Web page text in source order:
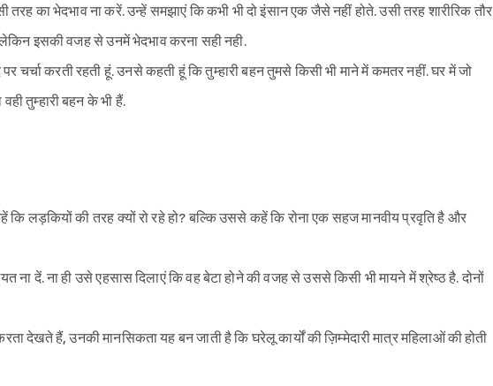
का भेदभाव ना करें. उन्हें समझाएं कि कभी भी दो इंसान एक जैसे नहीं होते. उसी तरह शारीरिक तौर
इसकी वजह से उनमें भेदभाव करना सही नही.
चर्चा करती रहती हूं. उनसे कहती हूं कि तुम्हारी बहन तुमसे किसी भी माने में कमतर नहीं. घर में जो
तुम्हारी बहन के भी हैं.
लड़कियों की तरह क्यों रो रहे हो? बल्कि उससे कहें कि रोना एक सहज मानवीय प्रवृति है और
ना दें. ना ही उसे एहसास दिलाएं कि वह बेटा होने की वजह से उससे किसी भी मायने में श्रेष्ठ है. दोनों
देखते हैं, उनकी मानसिकता यह बन जाती है कि घरेलू कार्यों की ज़िम्मेदारी मात्र महिलाओं की होती